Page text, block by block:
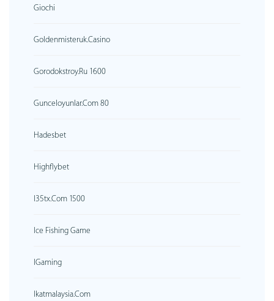
Giochi
Goldenmisteruk.casino
Gorodokstroy.ru 1600
Gunceloyunlar.com 80
Hadesbet
Highflybet
I35tx.com 1500
Ice Fishing Game
IGaming
Ikatmalaysia.com